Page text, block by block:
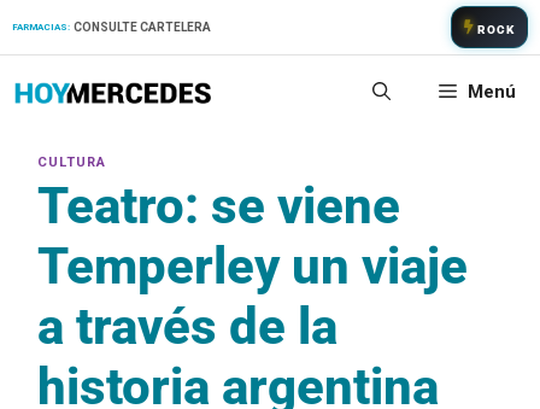
FARMACIAS: CONSULTE CARTELERA ROCK
Menú
Teatro: se viene
Temperley un viaje
a través de la
historia argentina